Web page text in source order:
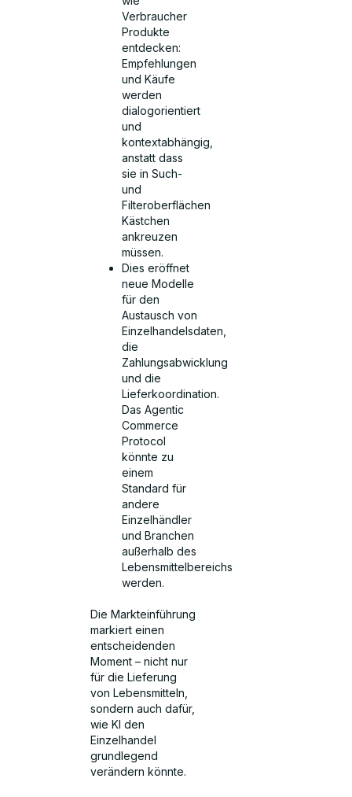
Verbraucher
Produkte
entdecken:
Empfehlungen
und Käufe
werden
dialogorientiert
und
kontextabhängig,
anstatt dass
sie in Such-
und
Filteroberflächen
Kästchen
ankreuzen
müssen.
Dies eröffnet
neue Modelle
für den
Austausch von
Einzelhandelsdaten,
die
Zahlungsabwicklung
und die
Lieferkoordination.
Das Agentic
Commerce
Protocol
könnte zu
einem
Standard für
andere
Einzelhändler
und Branchen
außerhalb des
Lebensmittelbereichs
werden.
Die Markteinführung
markiert einen
entscheidenden
Moment – nicht nur
für die Lieferung
von Lebensmitteln,
sondern auch dafür,
wie KI den
Einzelhandel
grundlegend
verändern könnte.